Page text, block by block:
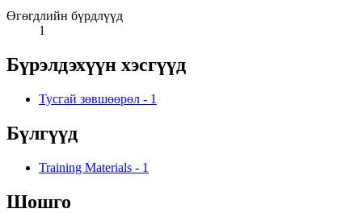
Өгөгдлийн бүрдлүүд
1
Бүрэлдэхүүн хэсгүүд
Тусгай зөвшөөрөл - 1
Бүлгүүд
Training Materials - 1
Шошго